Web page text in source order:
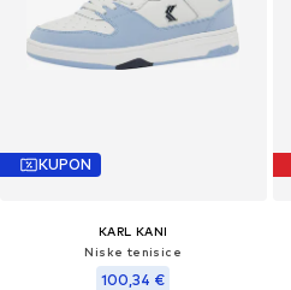
KUPON
KARL KANI
Niske tenisice
100,34 €